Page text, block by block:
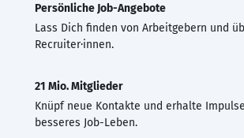
Persönliche Job-Angebote
Lass Dich finden von Arbeitgebern und
Recruiter·innen.
21 Mio. Mitglieder
Knüpf neue Kontakte und erhalte
besseres Job-Leben.